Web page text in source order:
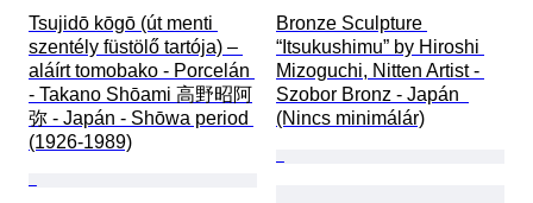
Tsujidō kōgō (út menti
szentély füstölő tartója) –
aláírt tomobako - Porcelán
- Takano Shōami 高野昭阿
弥 - Japán - Shōwa period
(1926-1989)
Bronze Sculpture
“Itsukushimu” by Hiroshi
Mizoguchi, Nitten Artist -
Szobor Bronz - Japán
(Nincs minimálár)